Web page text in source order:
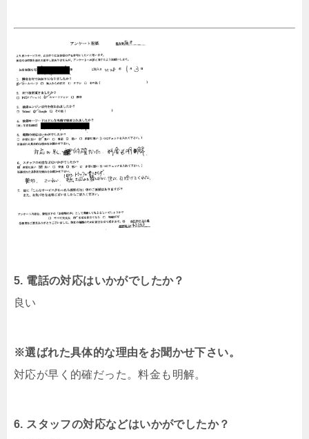
5. 電話の対応はいかがでしたか？
良い
※選ばれた具体的な理由をお聞かせ下さい。
対応が早く的確だった。料金も明解。
6. スタッフの対応などはいかがでしたか？